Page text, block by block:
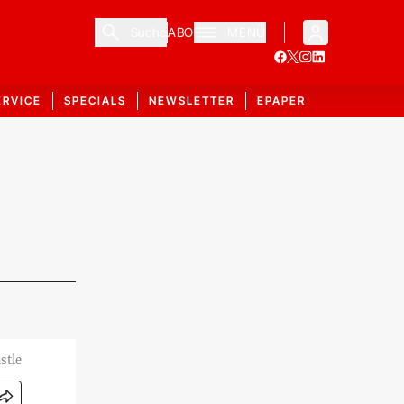
ABO
SPECIALS NEWSLETTER EPAPER